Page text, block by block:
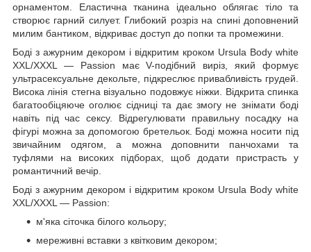
орнаментом. Еластична тканина ідеально облягає тіло та
створює гарний силует. Глибокий розріз на спині доповнений
милим бантиком, відкриває доступ до попки та промежини.
Боді з ажурним декором і відкритим кроком Ursula Body white
XXL/XXXL — Passion має V-подібний виріз, який формує
ультрасексуальне декольте, підкреслює привабливість грудей.
Висока лінія стегна візуально подовжує ніжки. Відкрита спинка
багатообіцяюче оголює сідниці та дає змогу не знімати боді
навіть під час сексу. Відрегулювати правильну посадку на
фігурі можна за допомогою бретельок. Боді можна носити під
звичайним одягом, а можна доповнити панчохами та
туфлями на високих підборах, щоб додати пристрасть у
романтичний вечір.
Боді з ажурним декором і відкритим кроком Ursula Body white
XXL/XXXL — Passion:
м'яка сіточка білого кольору;
мереживні вставки з квітковим декором;